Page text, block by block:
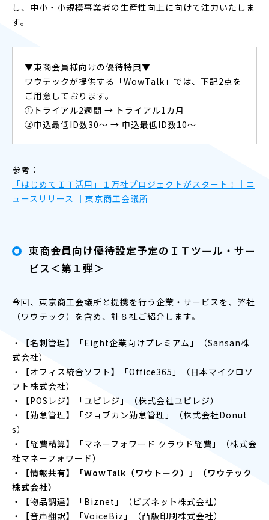
し、中小・小規模事業者の生産性向上に向けて注力いたしま
す。
▼東商会員様向けの優待特典▼
ワウテックが提供する「WowTalk」では、下記2点を
ご用意しております。
①トライアル2週間 → トライアル1カ月
②申込最低ID数30～ → 申込最低ID数10～
参考：
「はじめてＩＴ活用」１万社プロジェクトがスタート！｜ニ
ュースリリース ｜東京商工会議所
東商会員向け優待設定予定のＩＴツール・サー
ビス＜第１弾＞
今回、東京商工会議所と提携を行う企業・サービスを、弊社
（ワウテック）を含め、計８社ご紹介します。
・【名刺管理】「Eight企業向けプレミアム」（Sansan株
式会社）
・【オフィス統合ソフト】「Office365」（日本マイクロソ
フト株式会社）
・【POSレジ】「ユビレジ」（株式会社ユビレジ）
・【勤怠管理】「ジョブカン勤怠管理」（株式会社Donut
s）
・【経費精算】「マネーフォワード クラウド経費」（株式会
社マネーフォワード）
・【情報共有】「WowTalk（ワウトーク）」（ワウテック
株式会社）
・【物品調達】「Biznet」（ビズネット株式会社）
・【音声翻訳】「VoiceBiz」（凸版印刷株式会社）